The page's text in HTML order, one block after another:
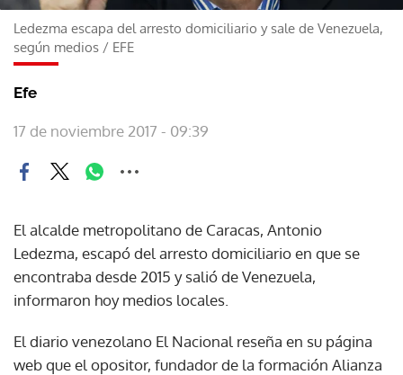
Ledezma escapa del arresto domiciliario y sale de Venezuela,
según medios / EFE
Efe
17 de noviembre 2017 - 09:39
El alcalde metropolitano de Caracas, Antonio
Ledezma, escapó del arresto domiciliario en que se
encontraba desde 2015 y salió de Venezuela,
informaron hoy medios locales.
El diario venezolano El Nacional reseña en su página
web que el opositor, fundador de la formación Alianza